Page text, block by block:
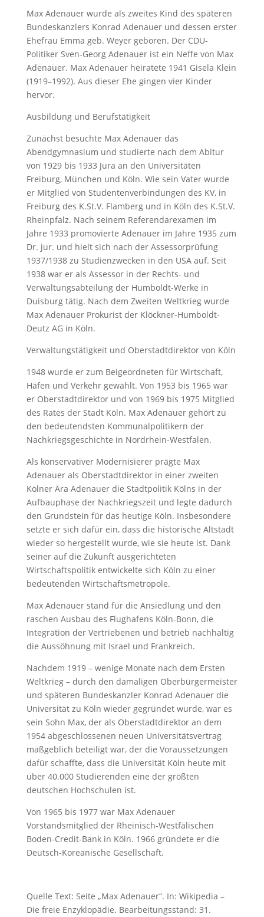
Max Adenauer wurde als zweites Kind des späteren
Bundeskanzlers Konrad Adenauer und dessen erster
Ehefrau Emma geb. Weyer geboren. Der CDU-
Politiker Sven-Georg Adenauer ist ein Neffe von Max
Adenauer. Max Adenauer heiratete 1941 Gisela Klein
(1919–1992). Aus dieser Ehe gingen vier Kinder
hervor.
Ausbildung und Berufstätigkeit
Zunächst besuchte Max Adenauer das
Abendgymnasium und studierte nach dem Abitur
von 1929 bis 1933 Jura an den Universitäten
Freiburg, München und Köln. Wie sein Vater wurde
er Mitglied von Studentenverbindungen des KV, in
Freiburg des K.St.V. Flamberg und in Köln des K.St.V.
Rheinpfalz. Nach seinem Referendarexamen im
Jahre 1933 promovierte Adenauer im Jahre 1935 zum
Dr. jur. und hielt sich nach der Assessorprüfung
1937/1938 zu Studienzwecken in den USA auf. Seit
1938 war er als Assessor in der Rechts- und
Verwaltungsabteilung der Humboldt-Werke in
Duisburg tätig. Nach dem Zweiten Weltkrieg wurde
Max Adenauer Prokurist der Klöckner-Humboldt-
Deutz AG in Köln.
Verwaltungstätigkeit und Oberstadtdirektor von Köln
1948 wurde er zum Beigeordneten für Wirtschaft,
Häfen und Verkehr gewählt. Von 1953 bis 1965 war
er Oberstadtdirektor und von 1969 bis 1975 Mitglied
des Rates der Stadt Köln. Max Adenauer gehört zu
den bedeutendsten Kommunalpolitikern der
Nachkriegsgeschichte in Nordrhein-Westfalen.
Als konservativer Modernisierer prägte Max
Adenauer als Oberstadtdirektor in einer zweiten
Kölner Ära Adenauer die Stadtpolitik Kölns in der
Aufbauphase der Nachkriegszeit und legte dadurch
den Grundstein für das heutige Köln. Insbesondere
setzte er sich dafür ein, dass die historische Altstadt
wieder so hergestellt wurde, wie sie heute ist. Dank
seiner auf die Zukunft ausgerichteten
Wirtschaftspolitik entwickelte sich Köln zu einer
bedeutenden Wirtschaftsmetropole.
Max Adenauer stand für die Ansiedlung und den
raschen Ausbau des Flughafens Köln-Bonn, die
Integration der Vertriebenen und betrieb nachhaltig
die Aussöhnung mit Israel und Frankreich.
Nachdem 1919 – wenige Monate nach dem Ersten
Weltkrieg – durch den damaligen Oberbürgermeister
und späteren Bundeskanzler Konrad Adenauer die
Universität zu Köln wieder gegründet wurde, war es
sein Sohn Max, der als Oberstadtdirektor an dem
1954 abgeschlossenen neuen Universitätsvertrag
maßgeblich beteiligt war, der die Voraussetzungen
dafür schaffte, dass die Universität Köln heute mit
über 40.000 Studierenden eine der größten
deutschen Hochschulen ist.
Von 1965 bis 1977 war Max Adenauer
Vorstandsmitglied der Rheinisch-Westfälischen
Boden-Credit-Bank in Köln. 1966 gründete er die
Deutsch-Koreanische Gesellschaft.
Quelle Text: Seite „Max Adenauer“. In: Wikipedia –
Die freie Enzyklopädie. Bearbeitungsstand: 31.